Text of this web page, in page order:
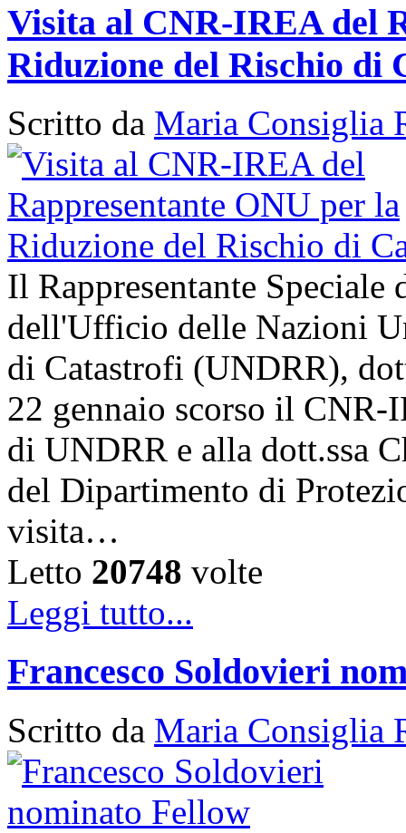
Visita al CNR-IREA del
Riduzione del Rischio di
Scritto da Maria Consiglia
Il Rappresentante Speciale
dell'Ufficio delle Nazioni
di Catastrofi (UNDRR),
22 gennaio scorso il CNR-
di UNDRR e alla dott.ssa
del Dipartimento di
visita…
Letto 20748 volte
Leggi tutto...
Francesco Soldovieri
Scritto da Maria Consiglia